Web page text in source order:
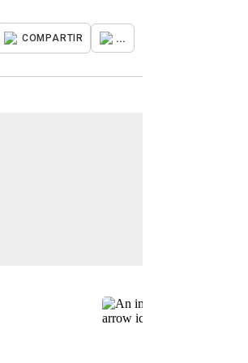
COMPARTIR ...